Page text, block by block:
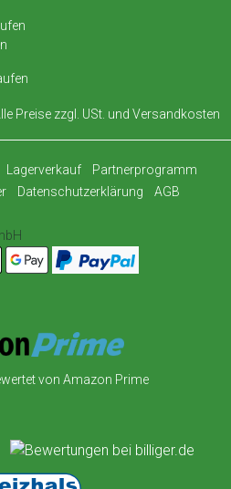
Preise zzgl. USt. und Versandkosten
Lagerverkauf
Partnerprogramm
Datenschutzerklärung
AGB
von Amazon Prime